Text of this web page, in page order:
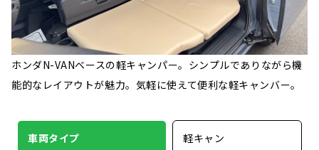
ホンダN-VANベースの軽キャンパー。シンプルでありながら機
能的なレイアウトが魅力。気軽に使えて便利な軽キャンバー。
車両タイプ 軽キャン